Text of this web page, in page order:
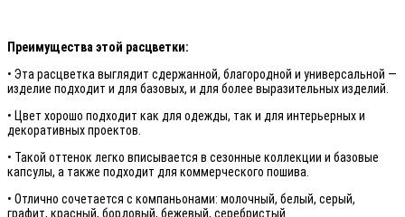
Преимущества этой расцветки:
• Эта расцветка выглядит сдержанной, благородной и универсальной —
изделие подходит и для базовых, и для более выразительных изделий.
• Цвет хорошо подходит как для одежды, так и для интерьерных и
декоративных проектов.
• Такой оттенок легко вписывается в сезонные коллекции и базовые
капсулы, а также подходит для коммерческого пошива.
• Отлично сочетается с компаньонами: молочный, белый, серый,
графит, красный, бордовый, бежевый, серебристый.